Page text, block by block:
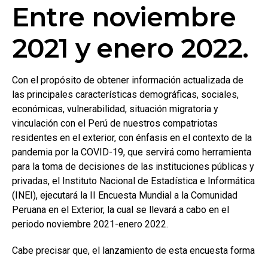
Entre noviembre
2021 y enero 2022.
Con el propósito de obtener información actualizada de
las principales características demográficas, sociales,
económicas, vulnerabilidad, situación migratoria y
vinculación con el Perú de nuestros compatriotas
residentes en el exterior, con énfasis en el contexto de la
pandemia por la COVID-19, que servirá como herramienta
para la toma de decisiones de las instituciones públicas y
privadas, el Instituto Nacional de Estadística e Informática
(INEI), ejecutará la II Encuesta Mundial a la Comunidad
Peruana en el Exterior, la cual se llevará a cabo en el
periodo noviembre 2021-enero 2022.
Cabe precisar que, el lanzamiento de esta encuesta forma